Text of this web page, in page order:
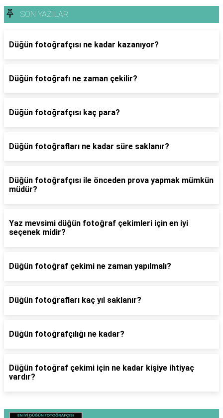
SON YAZILAR
Düğün fotoğrafçısı ne kadar kazanıyor?
Düğün fotoğrafı ne zaman çekilir?
Düğün fotoğrafçısı kaç para?
Düğün fotoğrafları ne kadar süre saklanır?
Düğün fotoğrafçısı ile önceden prova yapmak mümkün
müdür?
Yaz mevsimi düğün fotoğraf çekimleri için en iyi
seçenek midir?
Düğün fotoğraf çekimi ne zaman yapılmalı?
Düğün fotoğrafları kaç yıl saklanır?
Düğün fotoğrafçılığı ne kadar?
Düğün fotoğraf çekimi için ne kadar kişiye ihtiyaç
vardır?